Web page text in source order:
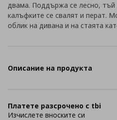
двама. Поддържа се лесно, тъй
калъфките се свалят и перат.
облик на дивана и на стаята
Описание на продукта
Платете разсрочено с tbi
Изчислете вноските си